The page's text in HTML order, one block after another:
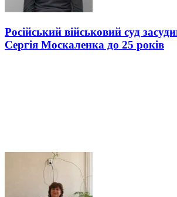
Російський військовий суд
Сергія Москаленка до 25 років